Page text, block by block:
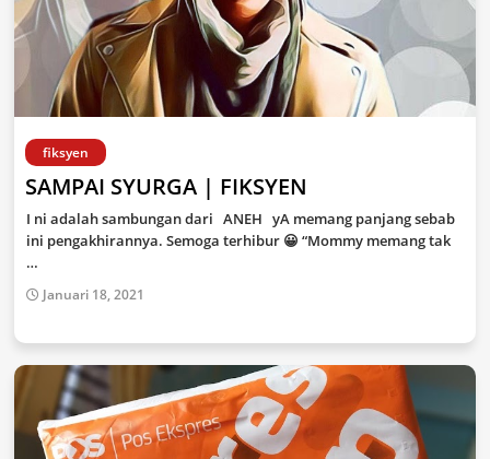
fiksyen
SAMPAI SYURGA | FIKSYEN
I ni adalah sambungan dari ANEH yA memang panjang sebab
ini pengakhirannya. Semoga terhibur 😀 “Mommy memang tak
…
Januari 18, 2021